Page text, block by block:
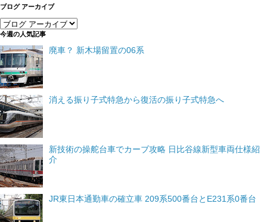
ブログ アーカイブ
今週の人気記事
廃車？ 新木場留置の06系
消える振り子式特急から復活の振り子式特急へ
新技術の操舵台車でカーブ攻略 日比谷線新型車両仕様紹
介
JR東日本通勤車の確立車 209系500番台とE231系0番台